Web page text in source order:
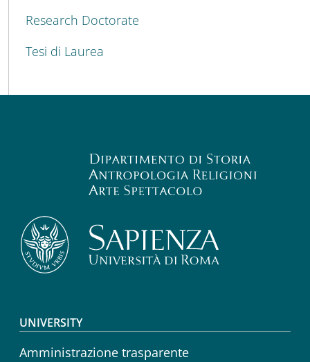
Research Doctorate
Tesi di Laurea
Footer menu
UNIVERSITY
Amministrazione trasparente